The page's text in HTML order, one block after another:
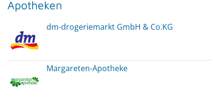
Apotheken
dm-drogeriemarkt GmbH & Co.KG
Margareten-Apotheke